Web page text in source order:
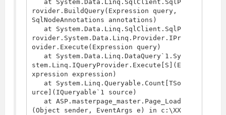
rovider.BuildQuery(Expression query,
SqlNodeAnnotations annotations)
rovider.System.Data.Linq.Provider.IPr
ovider.Execute(Expression query)
stem.Linq.IQueryProvider.Execute[S](E
xpression expression)
urce](IQueryable`1 source)
(Object sender, EventArgs e) in c:\XX